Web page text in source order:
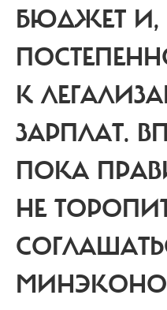
БЮДЖЕТ И,
К
ЗАРПЛАТ.
ПОКА
НЕ